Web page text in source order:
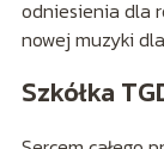
odniesienia dla
nowej muzyki
Szkółka